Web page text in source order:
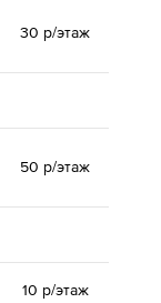
30 р/этаж
50 р/этаж
10 р/этаж